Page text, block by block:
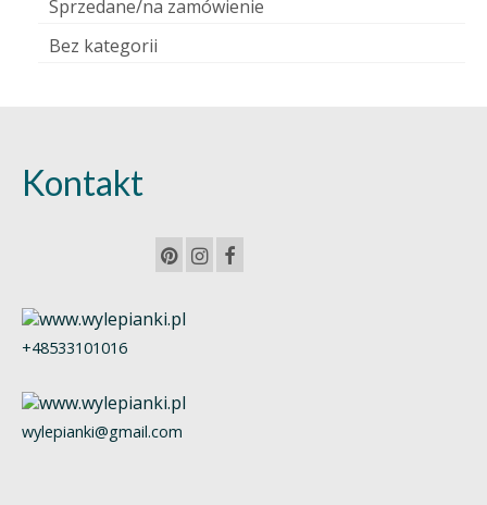
Sprzedane/na zamówienie
Bez kategorii
Kontakt
+48533101016
wylepianki@gmail.com